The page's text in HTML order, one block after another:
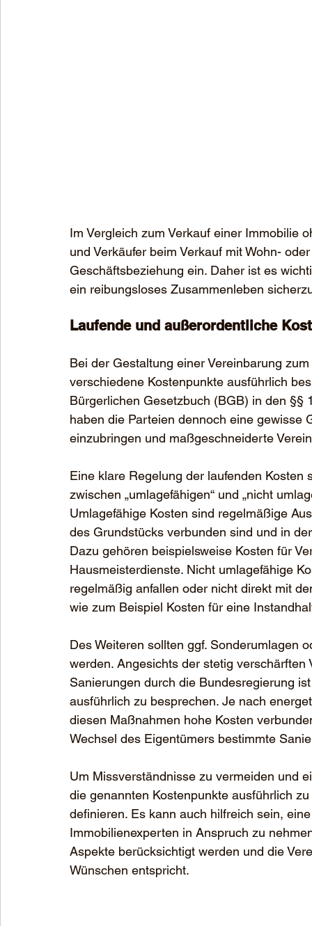
Im Vergleich zum Verkauf einer Immobilie
und Verkäufer beim Verkauf mit Wohn-
Geschäftsbeziehung ein. Daher ist es
ein reibungsloses Zusammenleben
Laufende und außerordentliche
Bei der Gestaltung einer Vereinbarung
verschiedene Kostenpunkte ausführlich
Bürgerlichen Gesetzbuch (BGB) in den
haben die Parteien dennoch eine gewisse
einzubringen und maßgeschneiderte
Eine klare Regelung der laufenden
zwischen „umlagefähigen“ und „nicht
Umlagefähige Kosten sind regelmäßige
des Grundstücks verbunden sind und in
Dazu gehören beispielsweise Kosten für
Hausmeisterdienste. Nicht umlagefähige
regelmäßig anfallen oder nicht direkt mit
wie zum Beispiel Kosten für eine
Des Weiteren sollten ggf. Sonderumlagen
werden. Angesichts der stetig
Sanierungen durch die Bundesregierung
ausführlich zu besprechen. Je nach
diesen Maßnahmen hohe Kosten
Wechsel des Eigentümers bestimmte
Um Missverständnisse zu vermeiden und
die genannten Kostenpunkte ausführlich
definieren. Es kann auch hilfreich sein,
Immobilienexperten in Anspruch zu
Aspekte berücksichtigt werden und die
Wünschen entspricht.